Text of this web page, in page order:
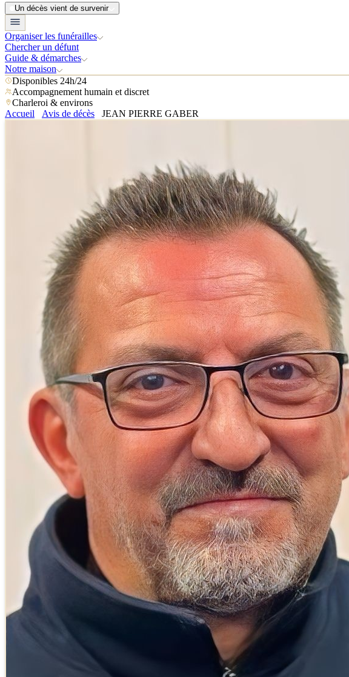
Un décès vient de survenir
Organiser les funérailles
Chercher un défunt
Guide & démarches
Notre maison
Disponibles 24h/24
Accompagnement humain et discret
Charleroi & environs
Accueil
Avis de décès JEAN PIERRE GABER